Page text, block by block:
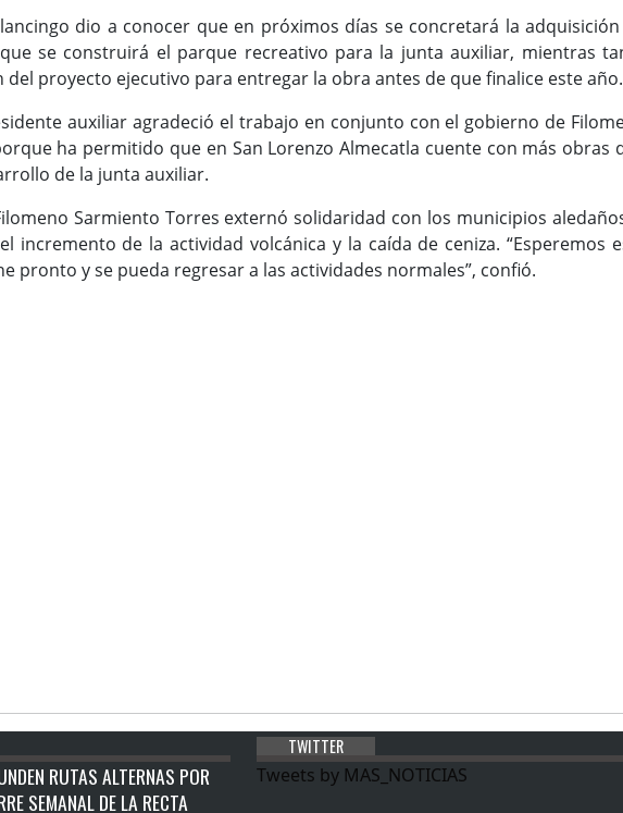
dio a conocer que en próximos días se concretará la
se construirá el parque recreativo para la junta auxiliar, mientras
del proyecto ejecutivo para entregar la obra antes de que finalice este año.
auxiliar agradeció el trabajo en conjunto con el gobierno de
ha permitido que en San Lorenzo Almecatla cuente con más obras
de la junta auxiliar.
Sarmiento Torres externó solidaridad con los municipios
incremento de la actividad volcánica y la caída de ceniza. “Esperemos
pronto y se pueda regresar a las actividades normales”, confió.
RUTAS ALTERNAS POR
SEMANAL DE LA RECTA
TWITTER
Tweets by MAS_NOTICIAS